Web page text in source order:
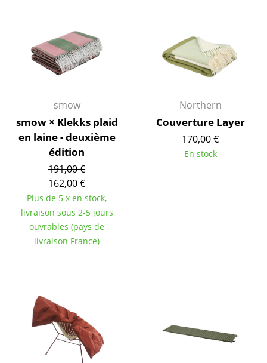
Meubles de bar
Garde-robes
Pièces détachées
... voir tous les rangements
Luminaires
Suspensions & Plafonniers
Lampes de table
Lampes de bureau
Appliques murales
Luminaires d’extérieur
Lampes sans fil
smow
smow × Klekks plaid
en laine - deuxième
édition
191,00 €
162,00 €
Plus de 5 x en stock,
livraison sous 2-5 jours
ouvrables (pays de
livraison France)
Northern
Couverture Layer
170,00 €
En stock